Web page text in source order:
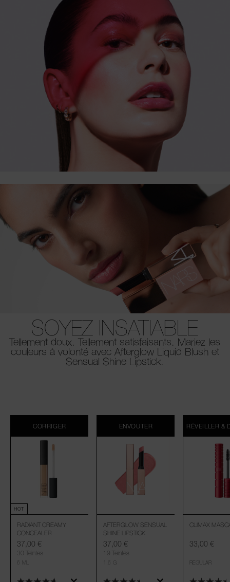
SOYEZ INSATIABLE
Tellement doux. Tellement satisfaisants. Mariez les
couleurs à volonté avec Afterglow Liquid Blush et
Sensual Shine Lipstick.
CORRIGER
HOT
RADIANT CREAMY
CONCEALER
30 Teintes
37,00 €
6 ML
ENVOUTER
AFTERGLOW SENSUAL
SHINE LIPSTICK
19 Teintes
37,00 €
1,6 G
RÉVEILLER &
CLIMAX
33,00 €
REGULAR